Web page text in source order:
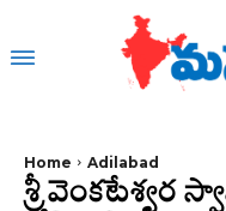
Home Adilabad
శ్రీ వెంకటేశ్వర